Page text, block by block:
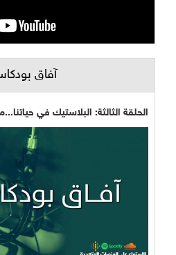
آفاق
الحلقة الثالثة: البلاستيك في